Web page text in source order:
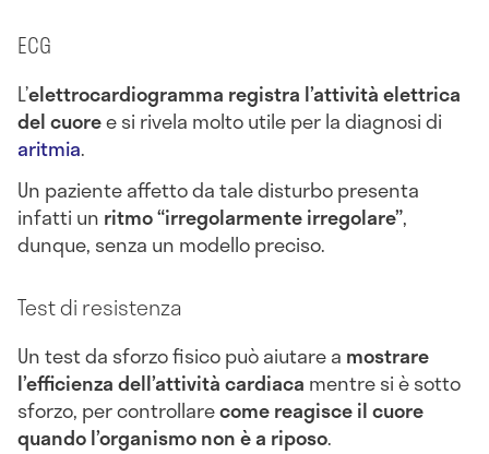
ECG
L’elettrocardiogramma registra l’attività elettrica
del cuoree si rivela molto utile per la diagnosi di
aritmia.
Un paziente affetto da tale disturbo presenta
infatti un ritmo “irregolarmente irregolare”,
dunque, senza un modello preciso.
Test di resistenza
Un test da sforzo fisico può aiutare a mostrare
l’efficienza dell’attività cardiaca mentre si è sotto
sforzo, per controllarecome reagisce il cuore
quando l’organismo non è a riposo.